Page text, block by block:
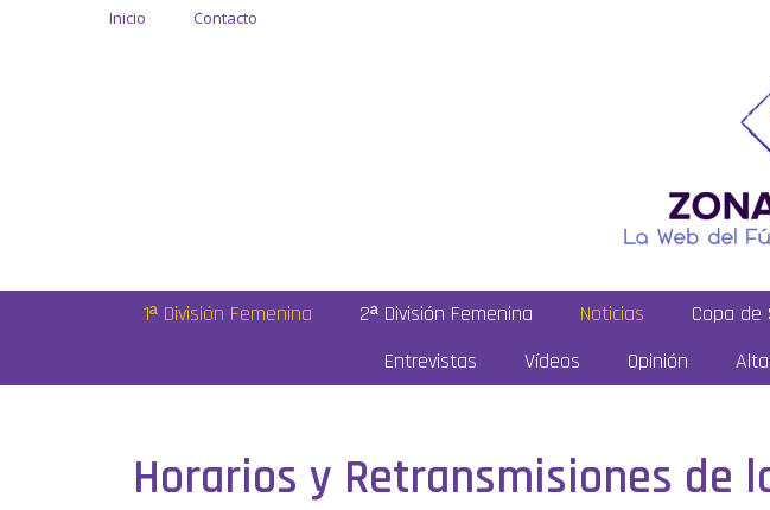
Inicio Contacto
1ª División Femenina 2ª División Femenina Noticias Copa de
Entrevistas
Vídeos Opinión
Horarios y Retransmisiones de